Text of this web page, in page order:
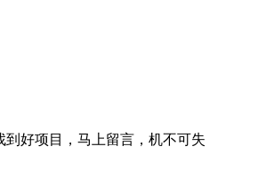
到好项目，马上留言，机不可失